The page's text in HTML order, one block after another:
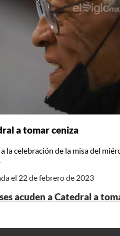
a tomar ceniza
la celebración de la misa del
el 22 de febrero de 2023
acuden a Catedral a